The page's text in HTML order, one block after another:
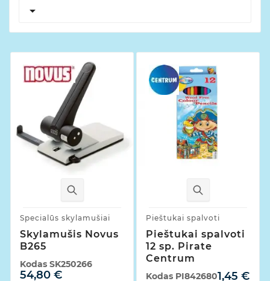

Specialūs skylamušiai
Skylamušis Novus
B265
54,80 €
Kodas SK250266
Pieštukai spalvoti
Pieštukai spalvoti
12 sp. Pirate
Centrum
1,45 €
Kodas PI842680